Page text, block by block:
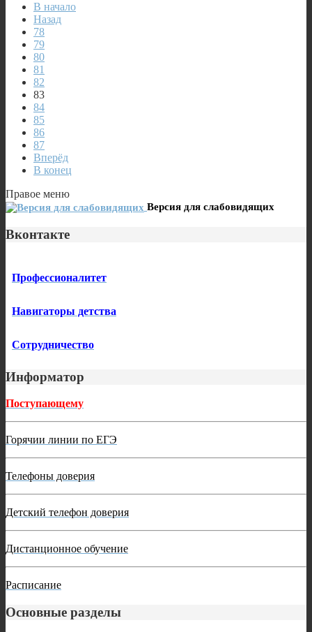
В начало
Назад
78
79
80
81
82
83
84
85
86
87
Вперёд
В конец
Правое меню
Версия для слабовидящих
Вконтакте
Профессионалитет
Навигаторы детства
Сотрудничество
Информатор
Поступающему
Горячии линии по ЕГЭ
Телефоны доверия
Детский телефон доверия
Дистанционное обучение
Расписание
Основные разделы